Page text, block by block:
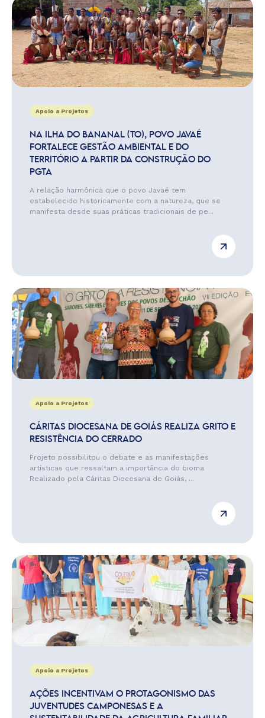
Apoio a Projetos
NA ILHA DO BANANAL (TO), POVO JAVAÉ
FORTALECE GESTÃO AMBIENTAL E DO
TERRITÓRIO A PARTIR DA CONSTRUÇÃO DO
PGTA
A relação harmônica que o povo Javaé tem
estabelecido historicamente com a natureza, que se
manifesta desde suas práticas tradicionais de pe...
Apoio a Projetos
CÁRITAS DIOCESANA DE GOIÁS REALIZA GRITO E
RESISTÊNCIA DO CERRADO
Projeto possibilitou o debate e as manifestações
artísticas que ressaltam a importância do bioma
Realizado pela Cáritas Diocesana de Goiás, ...
Apoio a Projetos
AÇÕES INCENTIVAM O PROTAGONISMO DAS
JUVENTUDES CAMPONESAS E A